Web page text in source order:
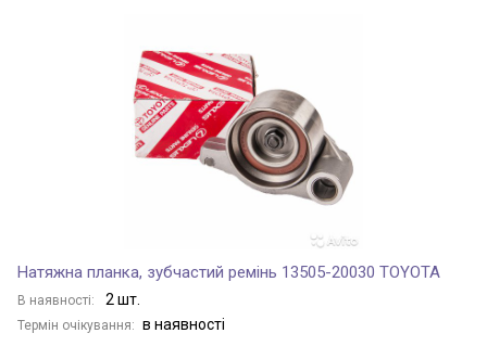
PIXIS SPACE
PORTE
PREVIA
PRIUS
Натяжна планка, зубчастий ремінь 13505-20030 TOYOTA
В наявності: 2 шт.
Термін очікування: в наявності